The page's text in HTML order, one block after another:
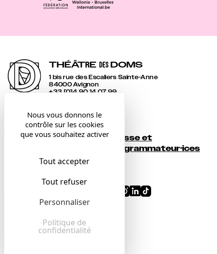
THÉÂTRE DES DOMS
1 bis rue des Escaliers Sainte-Anne
84000 Avignon
+33 [0]4 90 14 07 99
Contact
Billetterie
Presse et
programmateur·ices
Mentions légales
Nous vous donnons le
contrôle sur les cookies
que vous souhaitez activer
Tout accepter
Tout refuser
Personnaliser
Politique de
confidentialité